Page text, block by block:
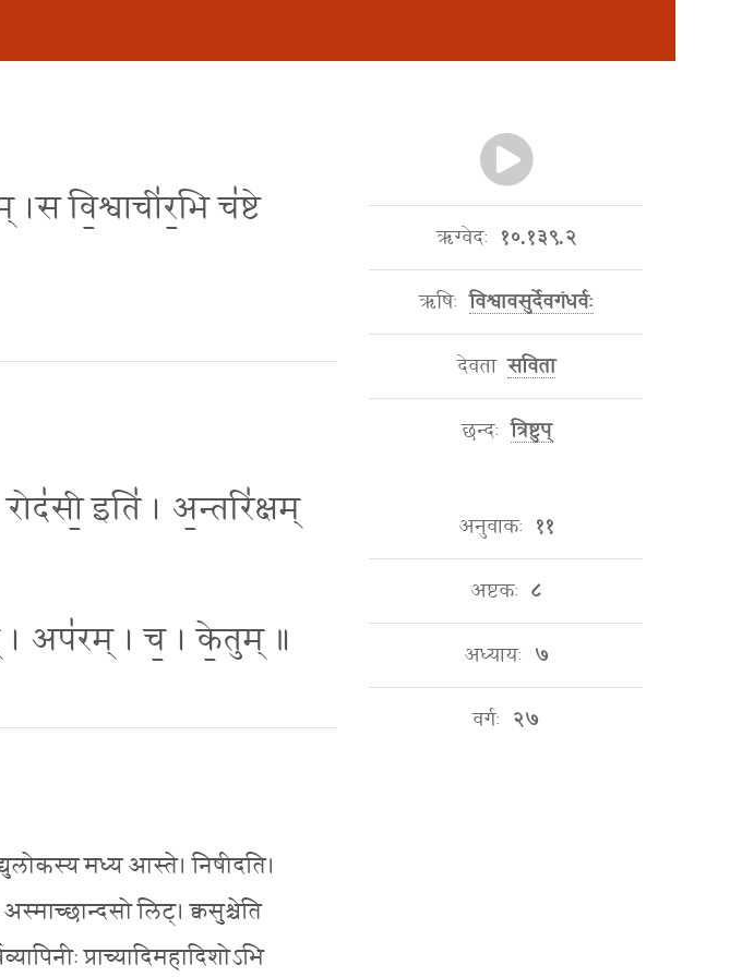
वि॒श्वाची॑र॒भि च॑ष्टे
इति॑ । अ॒न्तरि॑क्षम्
। अप॑रम् । च॒ । के॒तुम् ॥
द्युलोकस्य मध्य आस्ते। निषीदति।
अस्माच्छान्दसो लिट्। क्वसुश्चेति
प्राच्यादिमहादिशोऽभि
ऋग्वेदः १०.१३९.२
ऋषिः विश्वावसुर्देवगंधर्वः
देवता सविता
छन्दः त्रिष्टुप्
अनुवाकः ११
अष्टकः ८
अध्यायः ७
वर्गः २७